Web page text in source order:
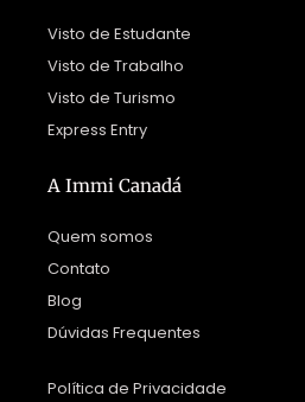
Visto de Estudante
Visto de Trabalho
Visto de Turismo
Express Entry
A Immi Canadá
Quem somos
Contato
Blog
Dúvidas Frequentes
Política de Privacidade